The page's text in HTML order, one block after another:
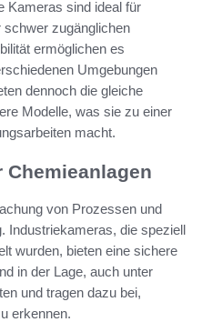
Kameras sind ideal für
schwer zugänglichen
ermöglichen es
Umgebungen
dennoch die gleiche
Modelle, was sie zu einer
macht.
von Prozessen und
Industriekameras, die speziell
wurden, bieten eine sichere
in der Lage, auch unter
und tragen dazu bei,
erkennen.